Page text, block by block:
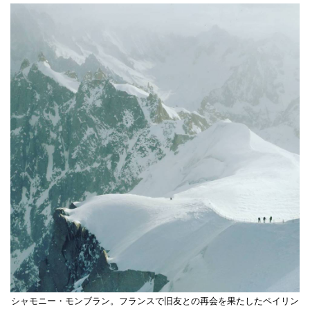
シャモニー・モンブラン。フランスで旧友との再会を果たしたペイリン